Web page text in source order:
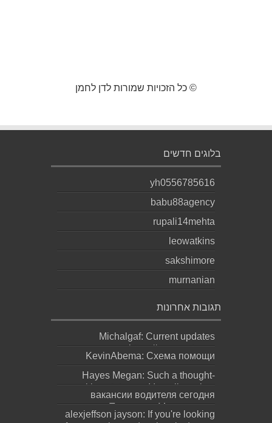
© כל הזכויות שמורות לדן לחמן
בלוגים חדשים
yh0556785616
babu88agency
rupali14mehta
leowatkins
sakshimore
murnanian
תגובות אחרונות
Michalgaf: Current updates
https://sapreqot.com...
KevinAbema: Схема помощи
зависит от состояния, стажа
употребления, проти...
Hayes Megan: Such a thought-
provoking statement! It really makes
you ques...
вакансии водителя сегодня
москва: Переезд в Москву ради
работы не должен превращаться
alexjeffson jayson: If you're looking